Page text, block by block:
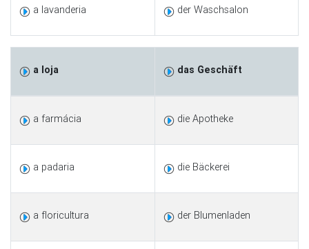
a lavanderia der Waschsalon
a loja das Geschäft
a farmácia die Apotheke
a padaria die Bäckerei
a floricultura der Blumenladen